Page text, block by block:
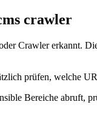
crawler
Crawler erkannt.
prüfen, welche
Bereiche abruft,